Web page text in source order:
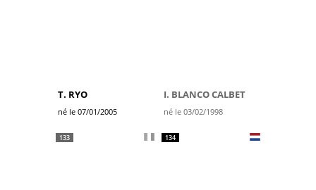
T. RYO
né le 07/01/2005
I. BLANCO CALBET
né le 03/02/1998
133 134